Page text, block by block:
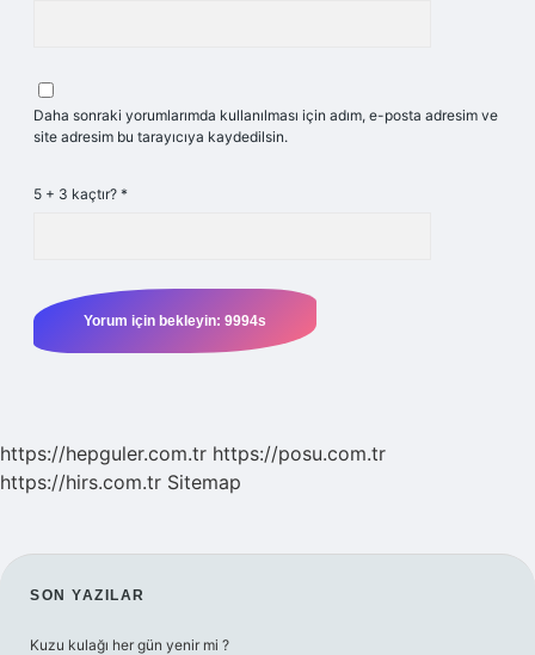
Daha sonraki yorumlarımda kullanılması için adım, e-posta adresim ve
site adresim bu tarayıcıya kaydedilsin.
5 + 3 kaçtır? *
https://hepguler.com.tr https://posu.com.tr
https://hirs.com.tr Sitemap
SIDEBAR
SON YAZILAR
Kuzu kulağı her gün yenir mi ?